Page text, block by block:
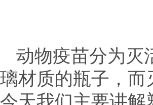
动物疫苗分为灭
璃材质的瓶子，